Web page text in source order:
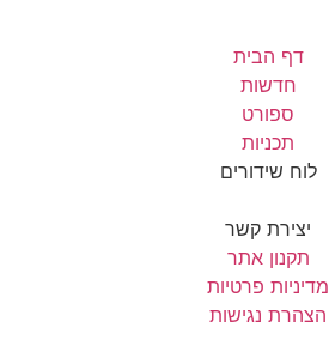
דף הבית
חדשות
ספורט
תכניות
לוח שידורים
יצירת קשר
תקנון אתר
מדיניות פרטיות
הצהרת נגישות